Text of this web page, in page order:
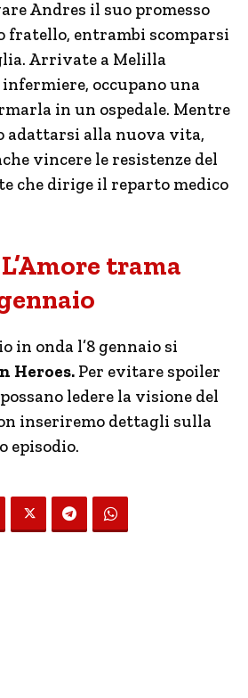
Andres il suo promesso
fratello, entrambi scomparsi
Arrivate a Melilla
occupano una
in un ospedale. Mentre
adattarsi alla nuova vita,
vincere le resistenze del
che dirige il reparto medico
trama
in onda l’8 gennaio si
Heroes. Per evitare spoiler
ledere la visione del
inseriremo dettagli sulla
episodio.